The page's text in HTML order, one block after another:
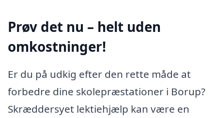
Prøv det nu – helt uden
omkostninger!
Er du på udkig efter den rette måde at
forbedre dine skolepræstationer i Borup?
Skræddersyet lektiehjælp kan være en